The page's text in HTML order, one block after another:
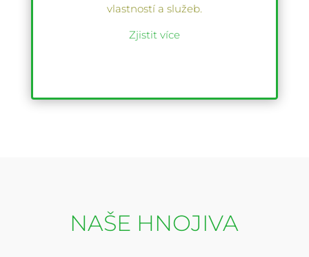
vlastností a služeb.
Zjistit více
NAŠE HNOJIVA